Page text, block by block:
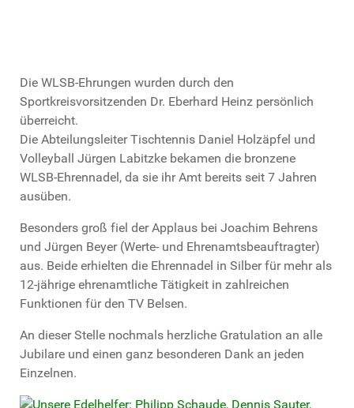
Die WLSB-Ehrungen wurden durch den
Sportkreisvorsitzenden Dr. Eberhard Heinz persönlich
überreicht.
Die Abteilungsleiter Tischtennis Daniel Holzäpfel und
Volleyball Jürgen Labitzke bekamen die bronzene
WLSB-Ehrennadel, da sie ihr Amt bereits seit 7 Jahren
ausüben.
Besonders groß fiel der Applaus bei Joachim Behrens
und Jürgen Beyer (Werte- und Ehrenamtsbeauftragter)
aus. Beide erhielten die Ehrennadel in Silber für mehr als
12-jährige ehrenamtliche Tätigkeit in zahlreichen
Funktionen für den TV Belsen.
An dieser Stelle nochmals herzliche Gratulation an alle
Jubilare und einen ganz besonderen Dank an jeden
Einzelnen.